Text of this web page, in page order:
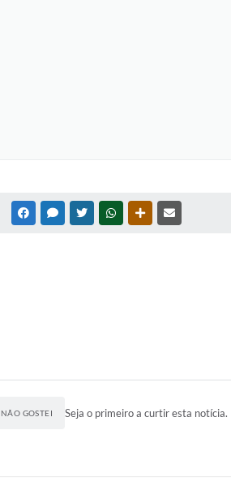
FACEBOOKMESSENGER
TWITTERWHATSAPPOUTRAS MÍDIAS
NÃO GOSTEI Seja o primeiro a curtir esta notícia.